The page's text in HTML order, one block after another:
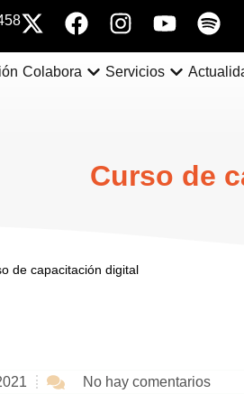
Colabora Servicios
Curso de
de capacitación digital
No hay comentarios